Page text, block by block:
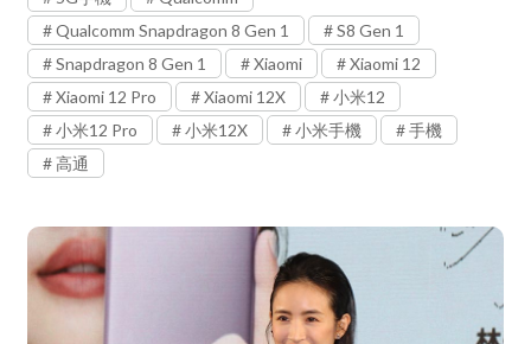
Qualcomm Snapdragon 8 Gen 1
S8 Gen 1
Snapdragon 8 Gen 1
Xiaomi
Xiaomi 12
Xiaomi 12 Pro
Xiaomi 12X
小米12
小米12 Pro
小米12X 小米手機
手機
高通